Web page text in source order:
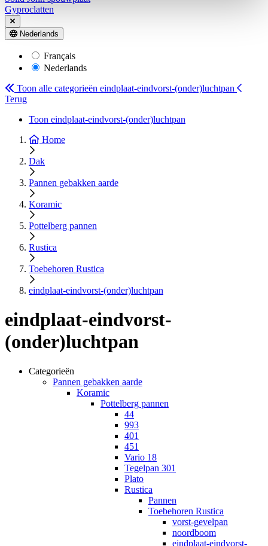
Gyproclatten
Nederlands
Français
Nederlands
Toon alle categorieën eindplaat-eindvorst-(onder)luchtpan
Terug
Toon eindplaat-eindvorst-(onder)luchtpan
Home
Dak
Pannen gebakken aarde
Koramic
Pottelberg pannen
Rustica
Toebehoren Rustica
eindplaat-eindvorst-(onder)luchtpan
eindplaat-eindvorst-
(onder)luchtpan
Categorieën
Pannen gebakken aarde
Koramic
Pottelberg pannen
44
993
401
451
Vario 18
Tegelpan 301
Plato
Rustica
Pannen
Toebehoren Rustica
vorst-gevelpan
noordboom
eindplaat-eindvorst-